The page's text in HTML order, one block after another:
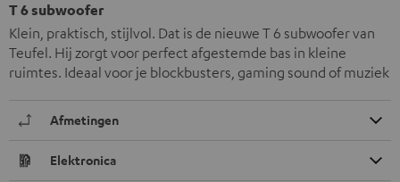
T 6 subwoofer
Klein, praktisch, stijlvol. Dat is de nieuwe T 6 subwoofer van
Teufel. Hij zorgt voor perfect afgestemde bas in kleine
ruimtes. Ideaal voor je blockbusters, gaming sound of muziek
Afmetingen
Elektronica